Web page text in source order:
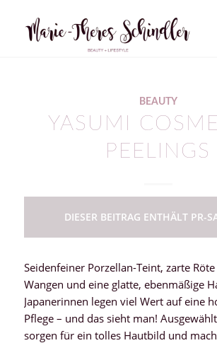
BEAUTY
YASUMI
PEELINGS
DIESER BEITRAG ENTHÄLT PR-
Seidenfeiner Porzellan-Teint, zarte
Wangen und eine glatte, ebenmäßige
Japanerinnen legen viel Wert auf eine
Pflege – und das sieht man!
sorgen für ein tolles Hautbild und